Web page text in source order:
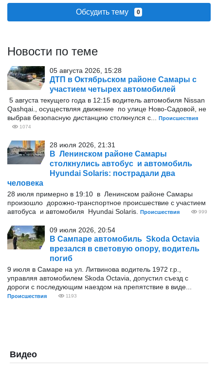
Обсудить тему 0
Новости по теме
05 августа 2026, 15:28
ДТП в Октябрьском районе Самары с
участием четырех автомобилей
5 августа текущего года в 12:15 водитель автомобиля Nissan
Qashqai., осуществляя движение по улице Ново-Садовой, не
выбрав безопасную дистанцию столкнулся с...
Происшествия
1074
28 июля 2026, 21:31
В Ленинском районе Самары
столкнулись автобус и автомобиль
Hyundai Solaris: пострадали два
человека
28 июля примерно в 19:10 в Ленинском районе Самары
произошло дорожно-транспортное происшествие с участием
автобуса и автомобиля Hyundai Solaris.
Происшествия 999
09 июля 2026, 20:54
В Сампаре автомобиль Skoda Octavia
врезался в световую опору, водитель
погиб
9 июля в Самаре на ул. Литвинова водитель 1972 г.р.,
управляя автомобилем Skoda Octavia, допустил съезд с
дороги с последующим наездом на препятствие в виде...
Происшествия 1193
Видео